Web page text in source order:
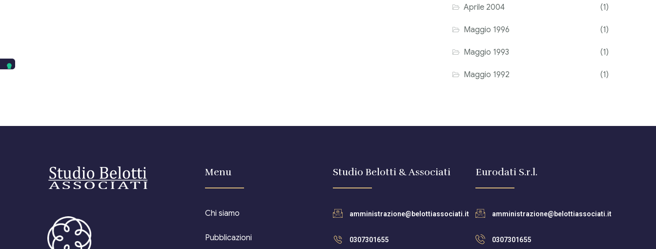
Aprile 2004 (1)
Maggio 1996 (1)
Maggio 1993 (1)
Maggio 1992 (1)
Menu
Chi siamo
Pubblicazioni
Studio Belotti & Associati
amministrazione@belottiassociati.it
0307301655
Eurodati S.r.l.
amministrazione@belottiassociati.it
0307301655